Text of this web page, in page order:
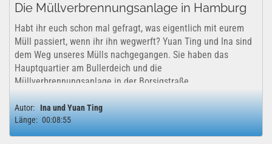
Die Müllverbrennungsanlage in Hamburg
Habt ihr euch schon mal gefragt, was eigentlich mit eurem
Müll passiert, wenn ihr ihn wegwerft? Yuan Ting und Ina sind
dem Weg unseres Mülls nachgegangen. Sie haben das
Hauptquartier am Bullerdeich und die
Müllverbrennungsanlage in der Borsigstraße...
Autor: Ina und Yuan Ting
Länge: 00:08:55